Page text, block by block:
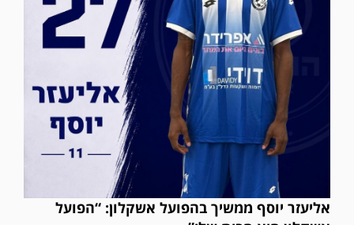
אליעזר יוסף ממשיך בהפועל אשקלון: “הפועל